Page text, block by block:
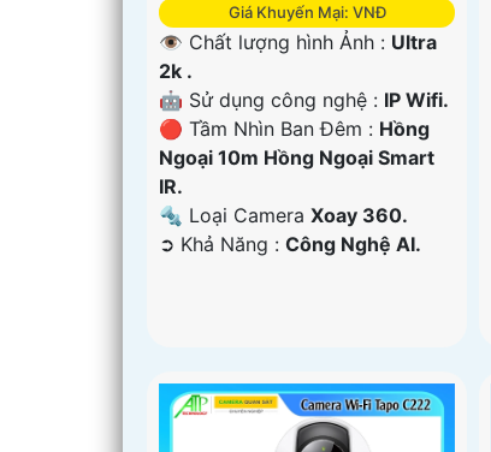
Giá Khuyến Mại: VNĐ
👁 Chất lượng hình Ảnh : Ultra
2k .
🤖️ Sử dụng công nghệ : IP Wifi.
🔴 Tầm Nhìn Ban Đêm : Hồng
Ngoại 10m Hồng Ngoại Smart
IR.
🔩 Loại Camera Xoay 360.
️➲ Khả Năng : Công Nghệ AI.